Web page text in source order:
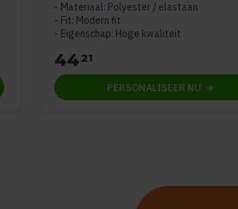
Materiaal: Polyester / elastaan
Fit: Modern fit
Eigenschap: Hoge kwaliteit
44 21
PERSONALISEER NU